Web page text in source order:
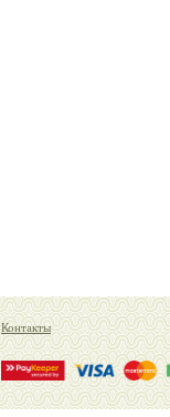
Контакты